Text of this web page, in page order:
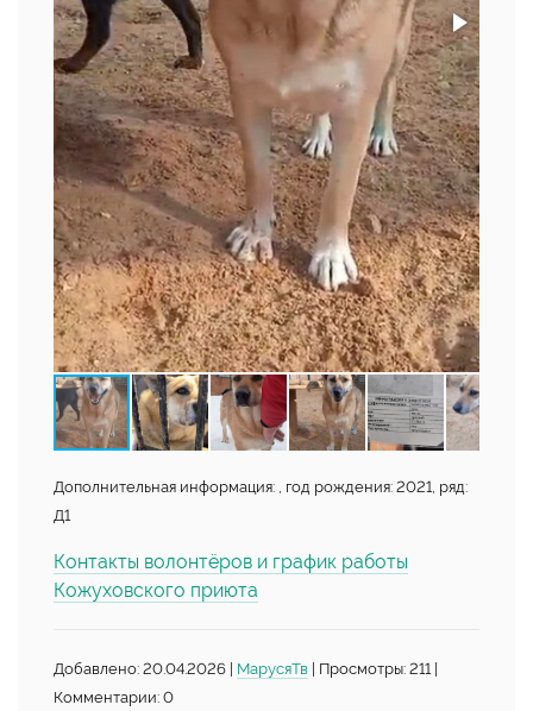
Дополнительная информация: , год рождения: 2021, ряд:
Д1
Контакты волонтёров и график работы
Кожуховского приюта
Добавлено: 20.04.2026 | МарусяТв | Просмотры: 211 |
Комментарии: 0